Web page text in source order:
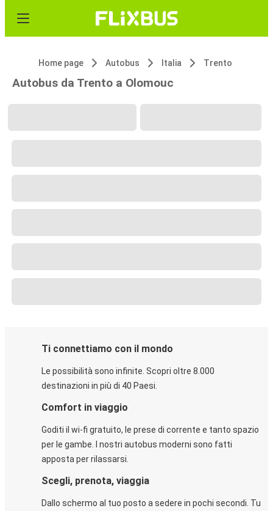
Home page Autobus Italia Trento
Autobus da Trento a Olomouc
Ti connettiamo con il mondo
Le possibilità sono infinite. Scopri oltre 8.000
destinazioni in più di 40 Paesi.
Comfort in viaggio
Goditi il wi-fi gratuito, le prese di corrente e tanto spazio
per le gambe. I nostri autobus moderni sono fatti
apposta per rilassarsi.
Scegli, prenota, viaggia
Dallo schermo al tuo posto a sedere in pochi secondi. Tu